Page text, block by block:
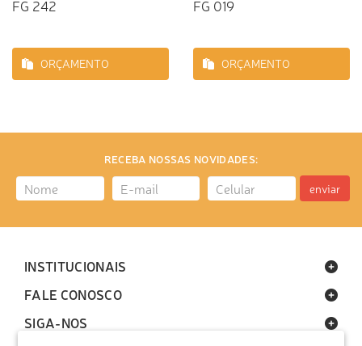
FG 242
ORÇAMENTO
FG 019
ORÇAMENTO
RECEBA NOSSAS NOVIDADES:
enviar
INSTITUCIONAIS
FALE CONOSCO
SIGA-NOS